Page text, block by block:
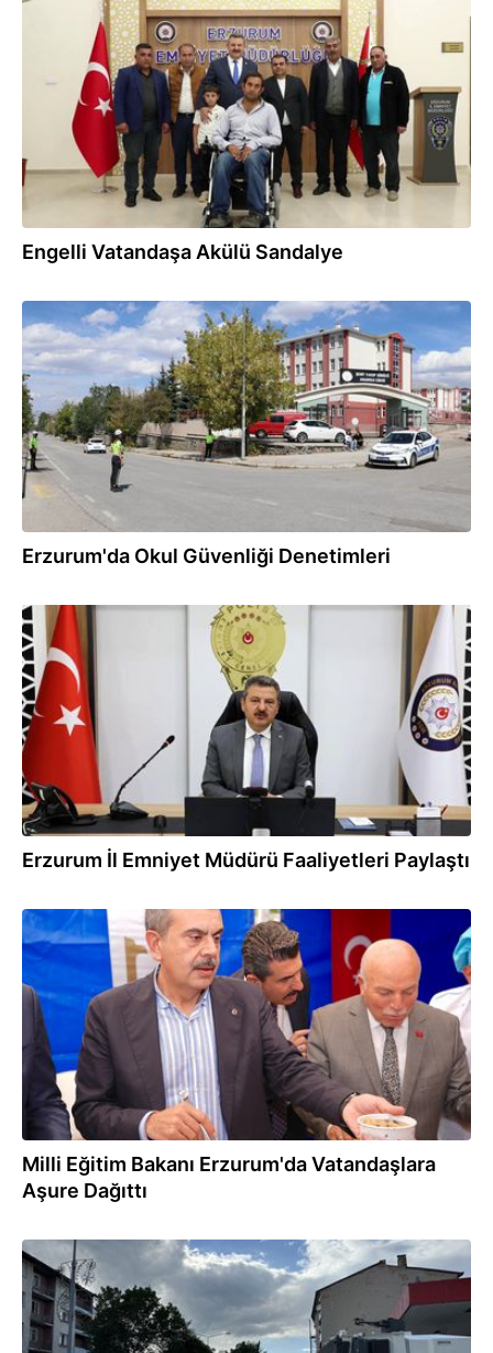
25.09.2024
Engelli Vatandaşa Akülü Sandalye
09.09.2024
Erzurum'da Okul Güvenliği Denetimleri
24.08.2024
Erzurum İl Emniyet Müdürü Faaliyetleri Paylaştı
26.07.2024
Milli Eğitim Bakanı Erzurum'da Vatandaşlara
Aşure Dağıttı
20.07.2024